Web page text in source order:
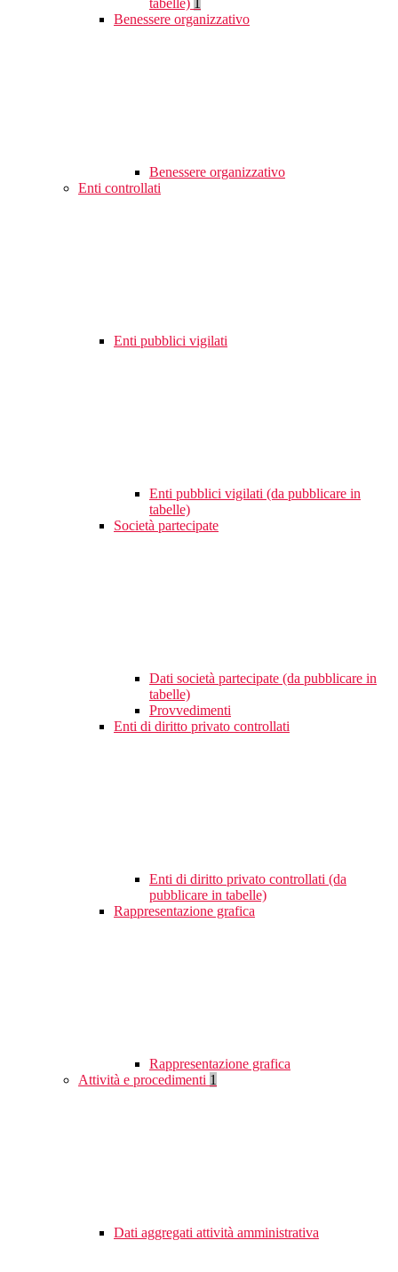
tabelle)
Benessere organizzativo
Benessere organizzativo
Enti controllati
Enti pubblici vigilati
Enti pubblici vigilati (da pubblicare in
tabelle)
Società partecipate
Dati società partecipate (da pubblicare in
tabelle)
Provvedimenti
Enti di diritto privato controllati
Enti di diritto privato controllati (da
pubblicare in tabelle)
Rappresentazione grafica
Rappresentazione grafica
Attività e procedimenti 1
Dati aggregati attività amministrativa